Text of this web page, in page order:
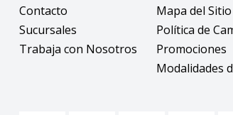
Contacto
Sucursales
Trabaja con Nosotros
Mapa del Sitio
Política de
Promociones
Modalidades